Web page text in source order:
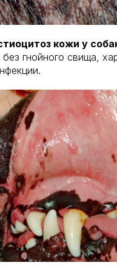
кожи у
гнойного свища,